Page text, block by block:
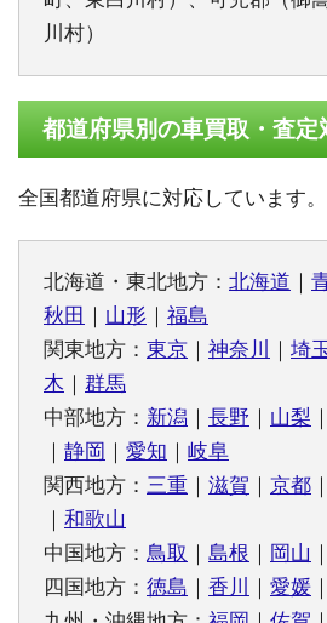
川村）
都道府県別の車買取・査定
全国都道府県に対応しています。
北海道・東北地方： 北海道 ｜
秋田
｜ 山形 ｜ 福島
関東地方： 東京 ｜ 神奈川 ｜ 埼
木 ｜ 群馬
中部地方： 新潟 ｜ 長野 ｜ 山梨 ｜
｜ 静岡 ｜ 愛知 ｜ 岐阜
関西地方： 三重 ｜ 滋賀 ｜ 京都 ｜
｜ 和歌山
中国地方： 鳥取 ｜ 島根 ｜ 岡山 ｜
四国地方： 徳島 ｜ 香川 ｜ 愛媛 ｜